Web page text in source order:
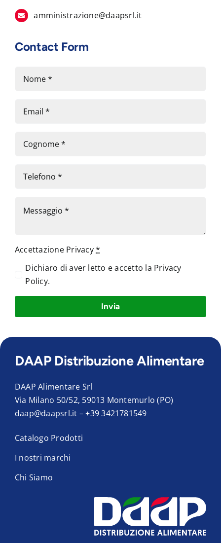
amministrazione@daapsrl.it
Contact Form
Accettazione Privacy*
Dichiaro di aver letto e accetto la Privacy
Policy.
Invia
DAAP Distribuzione Alimentare
DAAP Alimentare Srl
Via Milano 50/52, 59013 Montemurlo (PO)
daap@daapsrl.it –+39 3421781549
Catalogo Prodotti
I nostri marchi
Chi Siamo